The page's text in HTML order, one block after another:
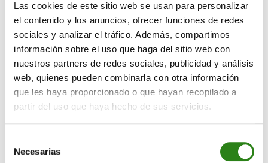
Las cookies de este sitio web se usan para personalizar
el contenido y los anuncios, ofrecer funciones de redes
sociales y analizar el tráfico. Además, compartimos
información sobre el uso que haga del sitio web con
nuestros partners de redes sociales, publicidad y análisis
web, quienes pueden combinarla con otra información
que les haya proporcionado o que hayan recopilado a
partir del uso que haya hecho de sus servicios.
Necesarias
Eventos
Apoyando competiciones como la Copa del Mundo de
esquí alpino, uno de mayores los eventos deportivos
situarnos en el mapa de los destinos de esquí